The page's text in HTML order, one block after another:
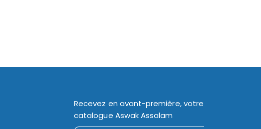
Recevez en avant-première, votre
catalogue Aswak Assalam